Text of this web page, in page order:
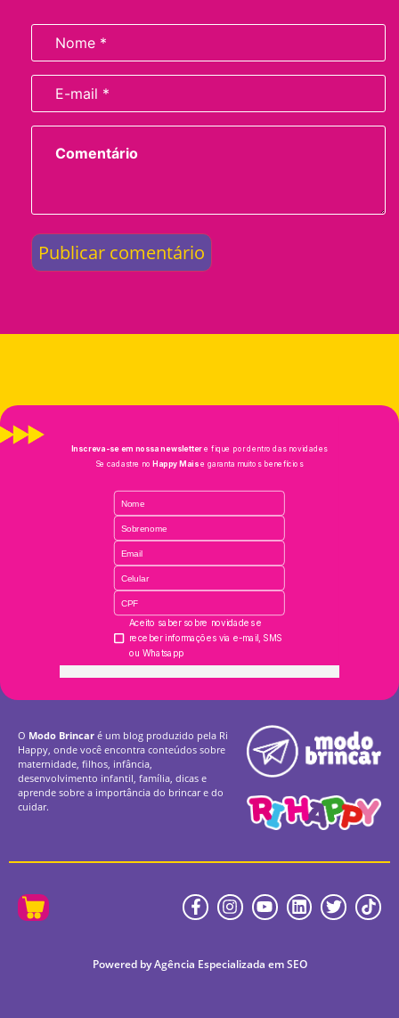
O Modo Brincar é um blog produzido pela Ri
Happy, onde você encontra conteúdos sobre
maternidade, filhos, infância,
desenvolvimento infantil, família, dicas e
aprende sobre a importância do brincar e do
cuidar.
Powered by Agência Especializada em SEO